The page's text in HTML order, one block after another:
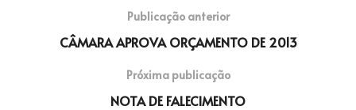
Publicação anterior
CÂMARA APROVA ORÇAMENTO DE 2013
Próxima publicação
NOTA DE FALECIMENTO